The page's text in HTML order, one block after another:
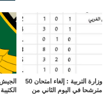
وزارة التربية : إلغاء امتحان 50
مترشحا في اليوم الثاني من